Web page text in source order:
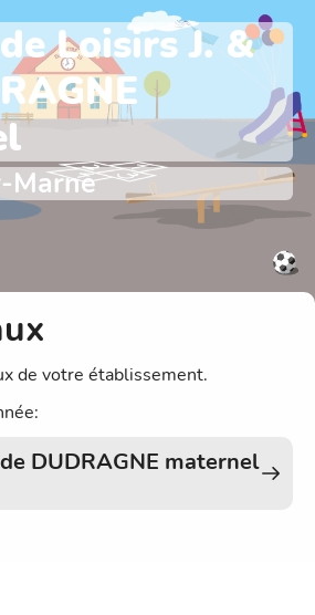
Loisirs J. &
Marne
de votre établissement.
DUDRAGNE maternel